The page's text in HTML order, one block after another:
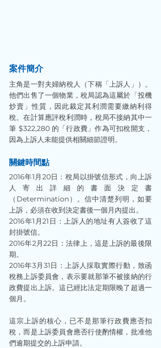
案件簡介
主角是一對夫婦納稅人（下稱「上訴人」）。
他們出售了一個物業，稅局認為這屬於「投機
炒賣」性質，因此裁定其利潤需要繳納利得
稅。在計算應評稅利潤時，稅局不接納其中一
筆 $322,280 的「行政費」作為可扣稅開支，
因為上訴人未能提供相關細節證明。
關鍵時間點
2016年1月20日：稅局以掛號信形式，向上訴
人寄出詳細的書面決定書
（Determination）。信中清楚列明，如要
上訴，必須在收到決定書後一個月內提出。
2016年1月21日：上訴人的地址有人簽收了這
封掛號信。
2016年2月22日：法律上，這是上訴的最後限
期。
2016年3月31日：上訴人採取實際行動，致函
稅務上訴委員會，表示要就那筆不被接納的行
政費提出上訴。這已經比法定期限晚了超過一
個月。
這宗上訴的核心，已不是那筆行政費應否扣
稅，而是上訴委員會應否行使酌情權，批准他
們逾期提交的上訴申請。